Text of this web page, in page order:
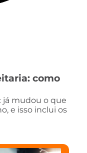
como
já mudou o que
e isso inclui os